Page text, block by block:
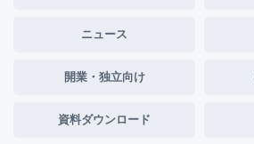
ニュース
開業・独立向け
資料ダウンロード